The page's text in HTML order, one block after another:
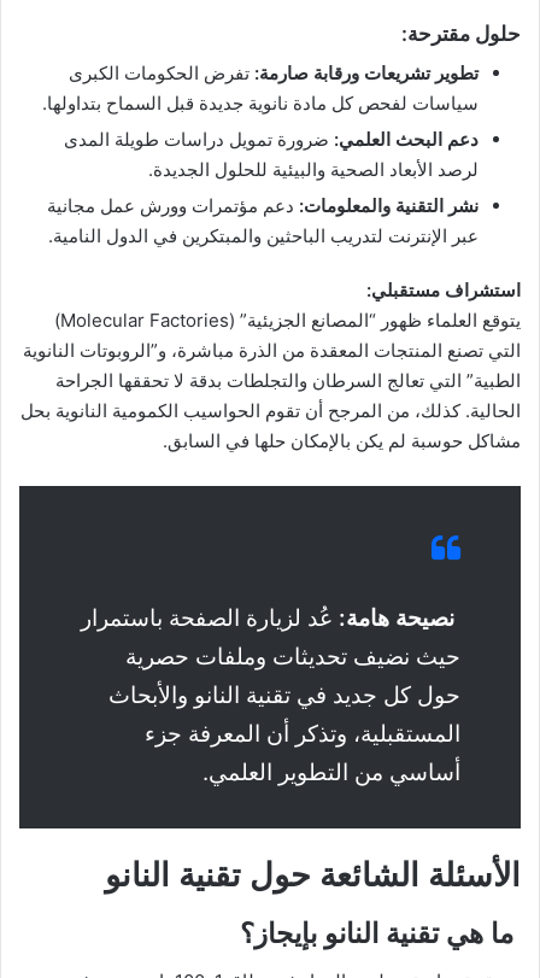
حلول مقترحة:
تطوير تشريعات ورقابة صارمة: تفرض الحكومات الكبرى
سياسات لفحص كل مادة نانوية جديدة قبل السماح بتداولها.
دعم البحث العلمي: ضرورة تمويل دراسات طويلة المدى
لرصد الأبعاد الصحية والبيئية للحلول الجديدة.
نشر التقنية والمعلومات: دعم مؤتمرات وورش عمل مجانية
عبر الإنترنت لتدريب الباحثين والمبتكرين في الدول النامية.
استشراف مستقبلي:
يتوقع العلماء ظهور “المصانع الجزيئية” (Molecular Factories)
التي تصنع المنتجات المعقدة من الذرة مباشرة، و”الروبوتات النانوية
الطبية” التي تعالج السرطان والتجلطات بدقة لا تحققها الجراحة
الحالية. كذلك، من المرجح أن تقوم الحواسيب الكمومية النانوية بحل
مشاكل حوسبة لم يكن بالإمكان حلها في السابق.
نصيحة هامة: عُد لزيارة الصفحة باستمرار
حيث نضيف تحديثات وملفات حصرية
حول كل جديد في تقنية النانو والأبحاث
المستقبلية، وتذكر أن المعرفة جزء
أساسي من التطوير العلمي.
الأسئلة الشائعة حول تقنية النانو
ما هي تقنية النانو بإيجاز؟